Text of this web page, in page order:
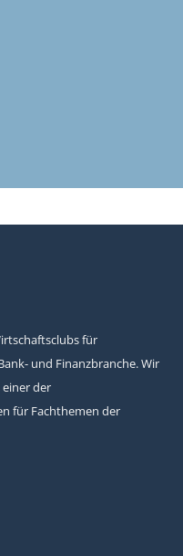
für
und Finanzbranche. Wir
einer der
für Fachthemen der